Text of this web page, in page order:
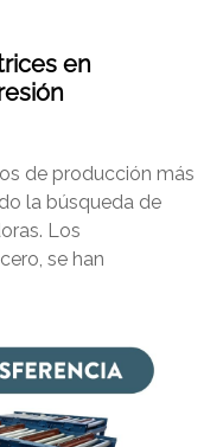
en
de producción más
la búsqueda de
Los
se han